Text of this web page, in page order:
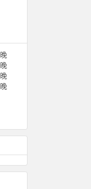
晚
晚
晚
晚